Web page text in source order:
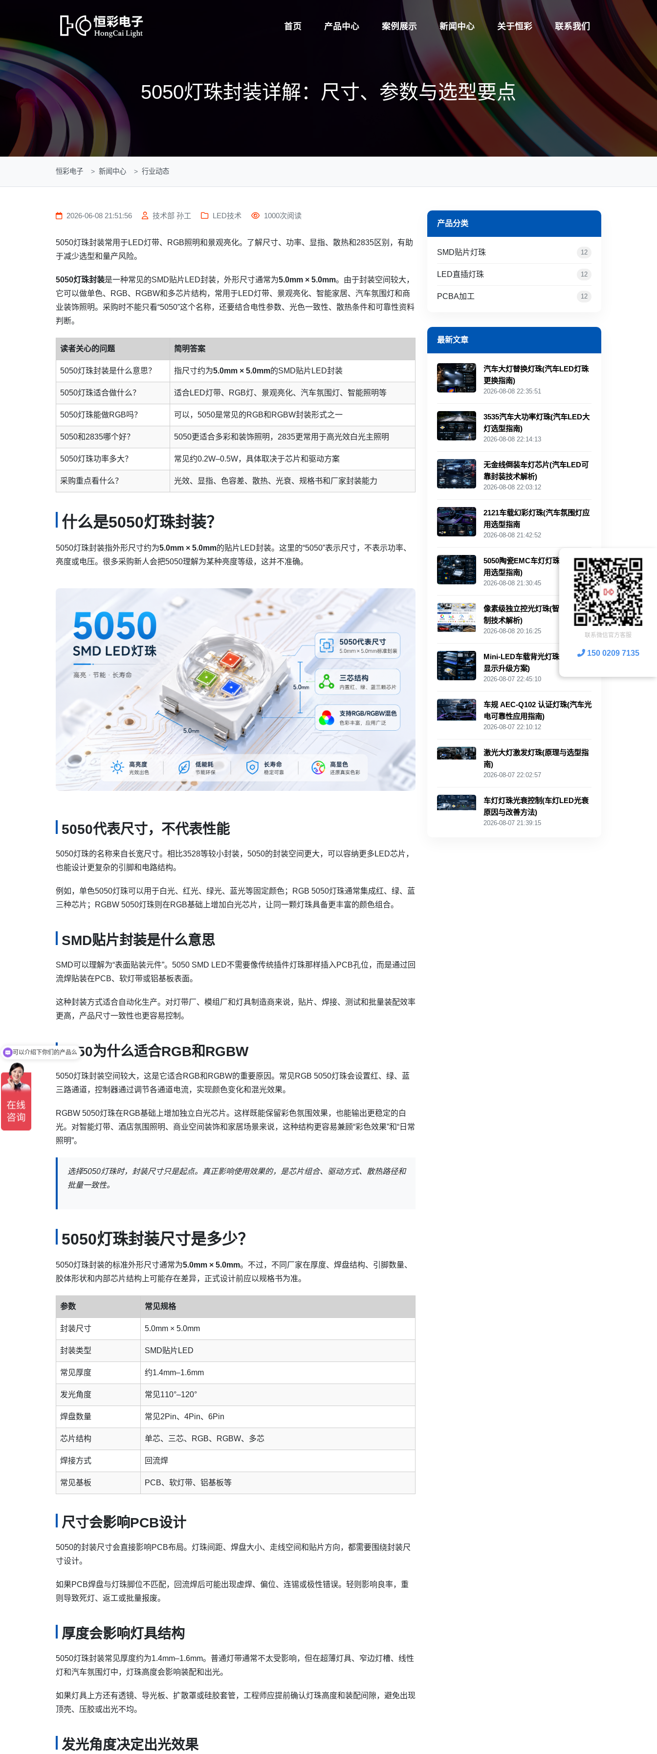
首页 产品中心 案例展示 新闻中心 关于恒彩 联系我们
5050灯珠封装详解：尺寸、参数与选型要点
恒彩电子 新闻中心 行业动态
2026-06-08 21:51:56 技术部 孙工 LED技术 1000次阅读
5050灯珠封装常用于LED灯带、RGB照明和景观亮化。了解尺寸、功率、显指、散热和2835区别，有助
于减少选型和量产风险。
5050灯珠封装是一种常见的SMD贴片LED封装，外形尺寸通常为5.0mm × 5.0mm。由于封装空间较大，
它可以做单色、RGB、RGBW和多芯片结构，常用于LED灯带、景观亮化、智能家居、汽车氛围灯和商
业装饰照明。采购时不能只看“5050”这个名称，还要结合电性参数、光色一致性、散热条件和可靠性资料
判断。
读者关心的问题 简明答案
5050灯珠封装是什么意思？ 指尺寸约为5.0mm × 5.0mm的SMD贴片LED封装
5050灯珠适合做什么？ 适合LED灯带、RGB灯、景观亮化、汽车氛围灯、智能照明等
5050灯珠能做RGB吗？ 可以，5050是常见的RGB和RGBW封装形式之一
5050和2835哪个好？ 5050更适合多彩和装饰照明，2835更常用于高光效白光主照明
5050灯珠功率多大？ 常见约0.2W–0.5W，具体取决于芯片和驱动方案
采购重点看什么？ 光效、显指、色容差、散热、光衰、规格书和厂家封装能力
什么是5050灯珠封装？
5050灯珠封装指外形尺寸约为5.0mm × 5.0mm的贴片LED封装。这里的“5050”表示尺寸，不表示功率、
亮度或电压。很多采购新人会把5050理解为某种亮度等级，这并不准确。
5050代表尺寸，不代表性能
5050灯珠的名称来自长宽尺寸。相比3528等较小封装，5050的封装空间更大，可以容纳更多LED芯片，
也能设计更复杂的引脚和电路结构。
例如，单色5050灯珠可以用于白光、红光、绿光、蓝光等固定颜色；RGB 5050灯珠通常集成红、绿、蓝
三种芯片；RGBW 5050灯珠则在RGB基础上增加白光芯片，让同一颗灯珠具备更丰富的颜色组合。
SMD贴片封装是什么意思
SMD可以理解为“表面贴装元件”。5050 SMD LED不需要像传统插件灯珠那样插入PCB孔位，而是通过回
流焊贴装在PCB、软灯带或铝基板表面。
这种封装方式适合自动化生产。对灯带厂、模组厂和灯具制造商来说，贴片、焊接、测试和批量装配效率
更高，产品尺寸一致性也更容易控制。
5050为什么适合RGB和RGBW
5050灯珠封装空间较大，这是它适合RGB和RGBW的重要原因。常见RGB 5050灯珠会设置红、绿、蓝
三路通道，控制器通过调节各通道电流，实现颜色变化和混光效果。
RGBW 5050灯珠在RGB基础上增加独立白光芯片。这样既能保留彩色氛围效果，也能输出更稳定的白
光。对智能灯带、酒店氛围照明、商业空间装饰和家居场景来说，这种结构更容易兼顾“彩色效果”和“日常
照明”。
选择5050灯珠时，封装尺寸只是起点。真正影响使用效果的，是芯片组合、驱动方式、散热路径和
批量一致性。
5050灯珠封装尺寸是多少？
5050灯珠封装的标准外形尺寸通常为5.0mm × 5.0mm。不过，不同厂家在厚度、焊盘结构、引脚数量、
胶体形状和内部芯片结构上可能存在差异，正式设计前应以规格书为准。
参数 常见规格
封装尺寸 5.0mm × 5.0mm
封装类型 SMD贴片LED
常见厚度 约1.4mm–1.6mm
发光角度 常见110°–120°
焊盘数量 常见2Pin、4Pin、6Pin
芯片结构 单芯、三芯、RGB、RGBW、多芯
焊接方式 回流焊
常见基板 PCB、软灯带、铝基板等
尺寸会影响PCB设计
5050的封装尺寸会直接影响PCB布局。灯珠间距、焊盘大小、走线空间和贴片方向，都需要围绕封装尺
寸设计。
如果PCB焊盘与灯珠脚位不匹配，回流焊后可能出现虚焊、偏位、连锡或极性错误。轻则影响良率，重
则导致死灯、返工或批量报废。
厚度会影响灯具结构
5050灯珠封装常见厚度约为1.4mm–1.6mm。普通灯带通常不太受影响，但在超薄灯具、窄边灯槽、线性
灯和汽车氛围灯中，灯珠高度会影响装配和出光。
如果灯具上方还有透镜、导光板、扩散罩或硅胶套管，工程师应提前确认灯珠高度和装配间隙，避免出现
顶壳、压胶或出光不均。
发光角度决定出光效果
产品分类
SMD贴片灯珠 12
LED直插灯珠 12
PCBA加工 12
最新文章
汽车大灯替换灯珠(汽车LED灯珠
更换指南)
2026-08-08 22:35:51
3535汽车大功率灯珠(汽车LED大
灯选型指南)
2026-08-08 22:14:13
无金线倒装车灯芯片(汽车LED可
靠封装技术解析)
2026-08-08 22:03:12
2121车载幻彩灯珠(汽车氛围灯应
用选型指南
2026-08-08 21:42:52
5050陶瓷EMC车灯灯珠(高功率应
用选型指南)
2026-08-08 21:30:45
像素级独立控光灯珠(智能动态控
制技术解析)
2026-08-08 20:16:25
Mini‑LED车载背光灯珠(新能源车
显示升级方案)
2026-08-07 22:45:10
车规 AEC‑Q102 认证灯珠(汽车光
电可靠性应用指南)
2026-08-07 22:10:12
激光大灯激发灯珠(原理与选型指
南)
2026-08-07 22:02:57
车灯灯珠光衰控制(车灯LED光衰
原因与改善方法)
2026-08-07 21:39:15
联系微信官方客服
150 0209 7135
可以介绍下你们的产品么